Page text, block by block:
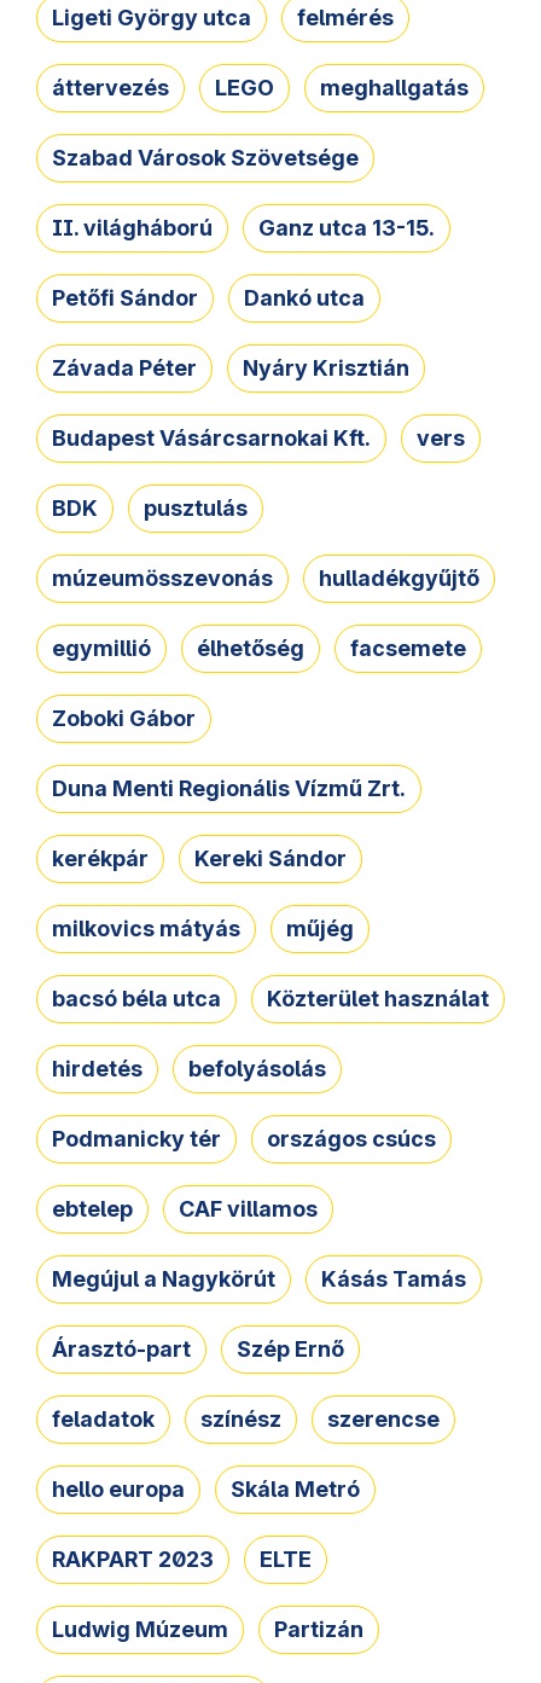
Ligeti György utca felmérés
áttervezés LEGO meghallgatás
Szabad Városok Szövetsége
II. világháború Ganz utca 13-15.
Petőfi Sándor Dankó utca
Závada Péter Nyáry Krisztián
Budapest Vásárcsarnokai Kft. vers
BDK pusztulás
múzeumösszevonás hulladékgyűjtő
egymillió élhetőség facsemete
Zoboki Gábor
Duna Menti Regionális Vízmű Zrt.
kerékpár Kereki Sándor
milkovics mátyás műjég
bacsó béla utca Közterület használat
hirdetés befolyásolás
Podmanicky tér országos csúcs
ebtelep CAF villamos
Megújul a Nagykörút Kásás Tamás
Árasztó-part Szép Ernő
feladatok színész szerencse
hello europa Skála Metró
RAKPART 2023 ELTE
Ludwig Múzeum Partizán